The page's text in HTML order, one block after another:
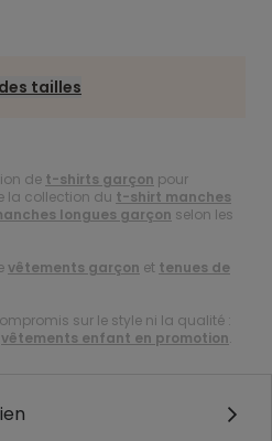
tailles
de t-shirts garçon pour
la collection du t-shirt manches
longues garçon selon les
vêtements garçon et tenues de
sur le style ni la qualité :
vêtements enfant en promotion.